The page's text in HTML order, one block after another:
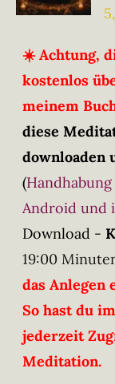
☀️ Achtung,
kostenlos
meinem
diese
downloaden
(
Android und
Download -
19:00
das Anlegen
So hast du
jederzeit
Meditation.